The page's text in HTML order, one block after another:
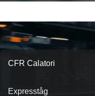
CFR Calatori
Expresståg